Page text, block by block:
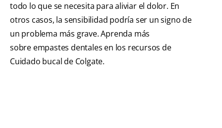
todo lo que se necesita para aliviar el dolor. En
otros casos, la sensibilidad podría ser un signo de
un problema más grave. Aprenda más
sobre empastes dentales en los recursos de
Cuidado bucal de Colgate.